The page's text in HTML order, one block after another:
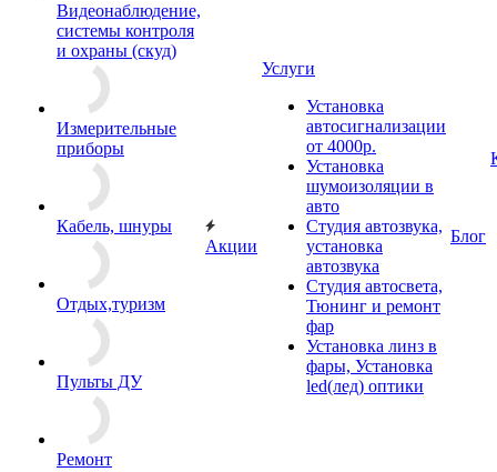
Видеонаблюдение,
системы контроля
и охраны (скуд)
Измерительные
приборы
Кабель, шнуры
Отдых,туризм
Пульты ДУ
Ремонт
Акции
Услуги
Установка
автосигнализации
от 4000р.
Установка
шумоизоляции в
авто
Студия автозвука,
установка
автозвука
Студия автосвета,
Тюнинг и ремонт
фар
Установка линз в
фары, Установка
led(лед) оптики
Блог